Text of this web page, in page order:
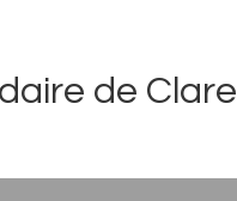
de Clare